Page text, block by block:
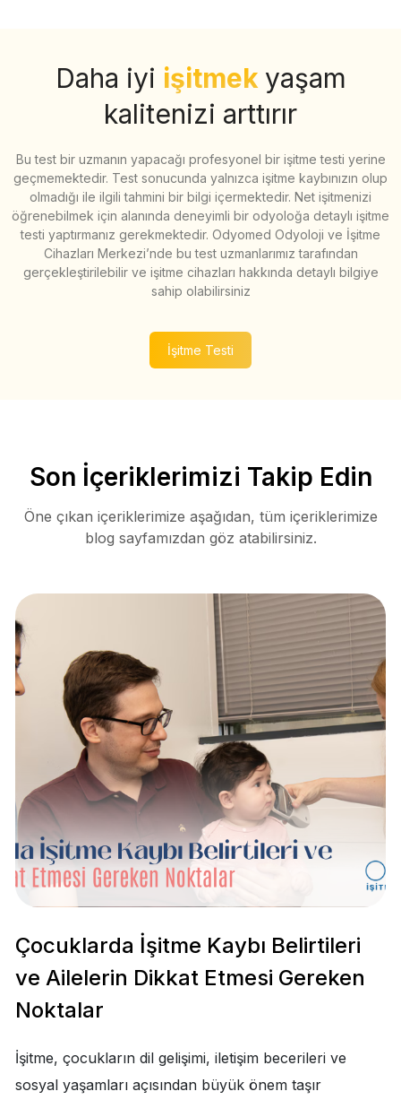
Daha iyi işitmek yaşam
kalitenizi arttırır
Bu test bir uzmanın yapacağı profesyonel bir işitme testi yerine
geçmemektedir. Test sonucunda yalnızca işitme kaybınızın olup
olmadığı ile ilgili tahmini bir bilgi içermektedir. Net işitmenizi
öğrenebilmek için alanında deneyimli bir odyoloğa detaylı işitme
testi yaptırmanız gerekmektedir. Odyomed Odyoloji ve İşitme
Cihazları Merkezi’nde bu test uzmanlarımız tarafından
gerçekleştirilebilir ve işitme cihazları hakkında detaylı bilgiye
sahip olabilirsiniz
İşitme Testi
Son İçeriklerimizi Takip Edin
Öne çıkan içeriklerimize aşağıdan, tüm içeriklerimize
blog sayfamızdan göz atabilirsiniz.
Çocuklarda İşitme Kaybı Belirtileri
ve Ailelerin Dikkat Etmesi Gereken
Noktalar
İşitme, çocukların dil gelişimi, iletişim becerileri ve
sosyal yaşamları açısından büyük önem taşır